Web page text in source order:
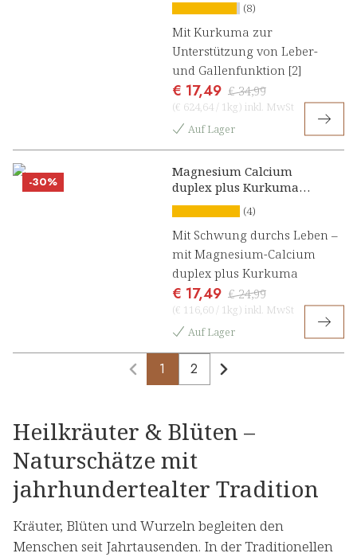
(8)
Mit Kurkuma zur
Unterstützung von Leber-
und Gallenfunktion [2]
€ 17,49 € 34,99
(€ 624,64 / 1kg) inkl. MwSt
Auf Lager
-30%
Magnesium Calcium
duplex plus Kurkuma
Presslinge
(4)
Mit Schwung durchs Leben –
mit Magnesium-Calcium
duplex plus Kurkuma
€ 17,49 € 24,99
(€ 116,60 / 1kg) inkl. MwSt
Auf Lager
1 2
Heilkräuter & Blüten –
Naturschätze mit
jahrhundertealter Tradition
Kräuter, Blüten und Wurzeln begleiten den
Menschen seit Jahrtausenden. In der Traditionellen